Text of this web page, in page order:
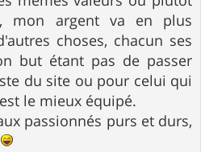
mon argent va en plus
choses, chacun ses
but étant pas de passer
du site ou pour celui qui
le mieux équipé.
passionnés purs et durs,